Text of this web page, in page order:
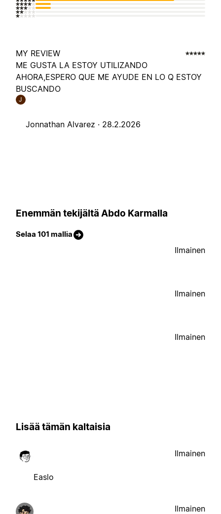
MY REVIEW
ME GUSTA LA ESTOY UTILIZANDO
AHORA,ESPERO QUE ME AYUDE EN LO Q ESTOY
BUSCANDO
J
Jonnathan Alvarez · 28.2.2026
Enemmän tekijältä Abdo Karmalla
Selaa 101 mallia
Ilmainen
Ilmainen
Ilmainen
Lisää tämän kaltaisia
Easlo
Ilmainen
Ilmainen